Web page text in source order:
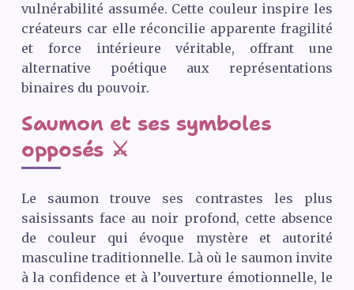
vulnérabilité assumée. Cette couleur inspire les
créateurs car elle réconcilie apparente fragilité
et force intérieure véritable, offrant une
alternative poétique aux représentations
binaires du pouvoir.
Saumon et ses symboles
opposés ⚔️
Le saumon trouve ses contrastes les plus
saisissants face au noir profond, cette absence
de couleur qui évoque mystère et autorité
masculine traditionnelle. Là où le saumon invite
à la confidence et à l’ouverture émotionnelle, le